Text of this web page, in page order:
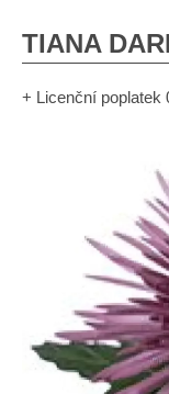
TIANA
+ Licenční poplatek